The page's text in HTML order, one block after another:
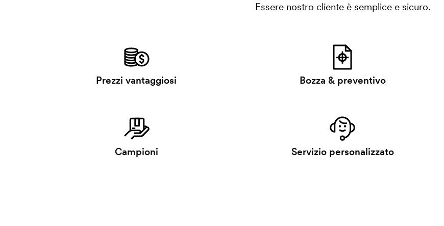
Essere nostro cliente è semplice e sicuro.
Prezzi vantaggiosi Bozza & preventivo
Campioni Servizio personalizzato